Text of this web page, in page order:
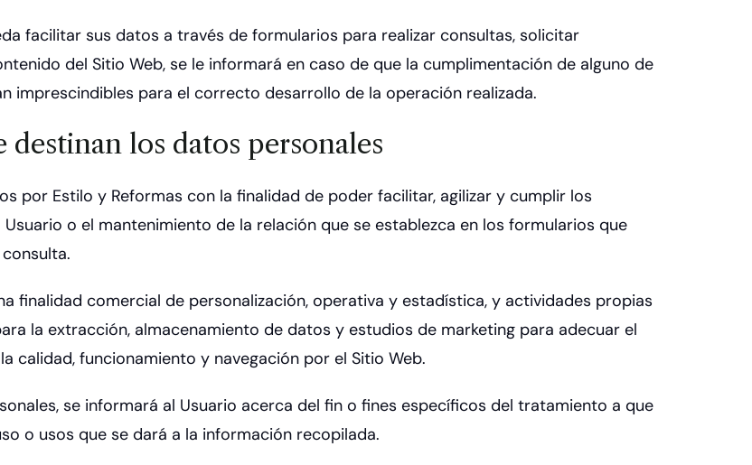
facilitar sus datos a través de formularios para realizar consultas, solicitar
del Sitio Web, se le informará en caso de que la cumplimentación de alguno de
imprescindibles para el correcto desarrollo de la operación realizada.
los datos personales
por Estilo y Reformas con la finalidad de poder facilitar, agilizar y cumplir los
o el mantenimiento de la relación que se establezca en los formularios que
finalidad comercial de personalización, operativa y estadística, y actividades propias
la extracción, almacenamiento de datos y estudios de marketing para adecuar el
calidad, funcionamiento y navegación por el Sitio Web.
se informará al Usuario acerca del fin o fines específicos del tratamiento a que
o usos que se dará a la información recopilada.